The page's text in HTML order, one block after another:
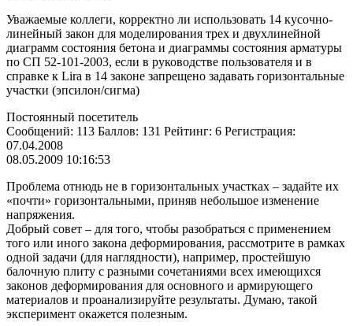
Уважаемые коллеги, корректно ли использовать 14 кусочно-
линейный закон для моделирования трех и двухлинейной
диaграмм состояния бетона и диаграммы состояния арматуры
по СП 52-101-2003, если в руководстве пользователя и в
справке к Lira в 14 законе запрещено задавать горизонтальные
участки (эпсилон/сигма)
Постоянный посетитель
Сообщений: 113 Баллов: 131 Рейтинг: 6 Регистрация:
07.04.2008
08.05.2009 10:16:53
Проблема отнюдь не в горизонтальных участках – задайте их
«почти» горизонтальными, приняв небольшое изменение
напряжения.
Добрый совет – для того, чтобы разобраться с применением
того или иного закона деформирования, рассмотрите в рамках
одной задачи (для наглядности), например, простейшую
балочную плиту с разными сочетаниями всех имеющихся
законов деформирования для основного и армирующего
материалов и проанализируйте результаты. Думаю, такой
эксперимент окажется полезным.